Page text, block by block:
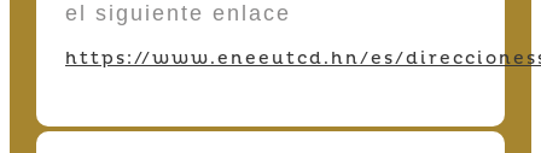
el siguiente enlace
https://www.eneeutcd.hn/es/